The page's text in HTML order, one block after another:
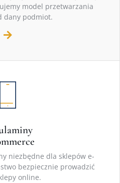
model przetwarzania
dany podmiot.
niezbędne dla sklepów e-
bezpiecznie prowadzić
online.